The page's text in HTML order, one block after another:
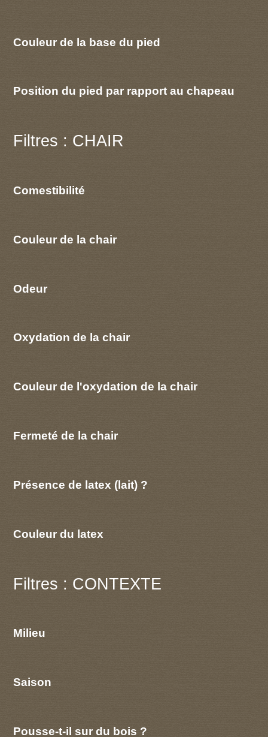
Couleur de la base du pied
Position du pied par rapport au chapeau
Filtres : CHAIR
Comestibilité
Couleur de la chair
Odeur
Oxydation de la chair
Couleur de l'oxydation de la chair
Fermeté de la chair
Présence de latex (lait) ?
Couleur du latex
Filtres : CONTEXTE
Milieu
Saison
Pousse-t-il sur du bois ?